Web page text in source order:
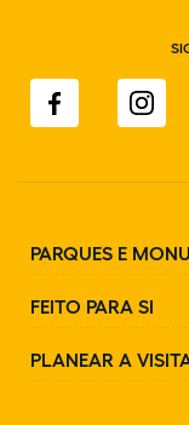
PARQUES E
FEITO PARA SI
PLANEAR A